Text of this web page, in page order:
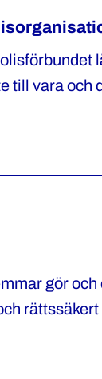
till vara och
gör